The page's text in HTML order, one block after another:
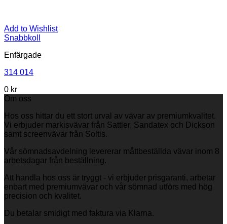
Add to Wishlist
Snabbkoll
Enfärgade
314 014
0 kr
Om oss
Hos oss hittar du ett stort urval av vävar av premiumkvalitet.
Vi erbjuder markisvävar från Sattler, Sandatex och Dickson
samt screenvävar från Soltis.
Vår sömnadsavdelning levererar måttbeställda vävar inom 8
arbetsdagar från beställning.
Att handla hos oss är tryggt - vi erbjuder prisgaranti, arbetar
enbart med premiumvävar och vår sömnad utförs med hög
precision och kvalitet.
Du betalar smidigt med faktura via Klarna.